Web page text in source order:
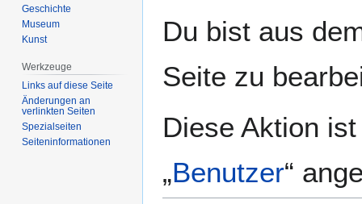
Navigation
Suche
Du bist aus
Seite zu
Diese Aktion
„Benutzer“
Geschichte
Museum
Kunst
Werkzeuge
Links auf diese Seite
Änderungen an
verlinkten Seiten
Spezialseiten
Seiten­­informationen